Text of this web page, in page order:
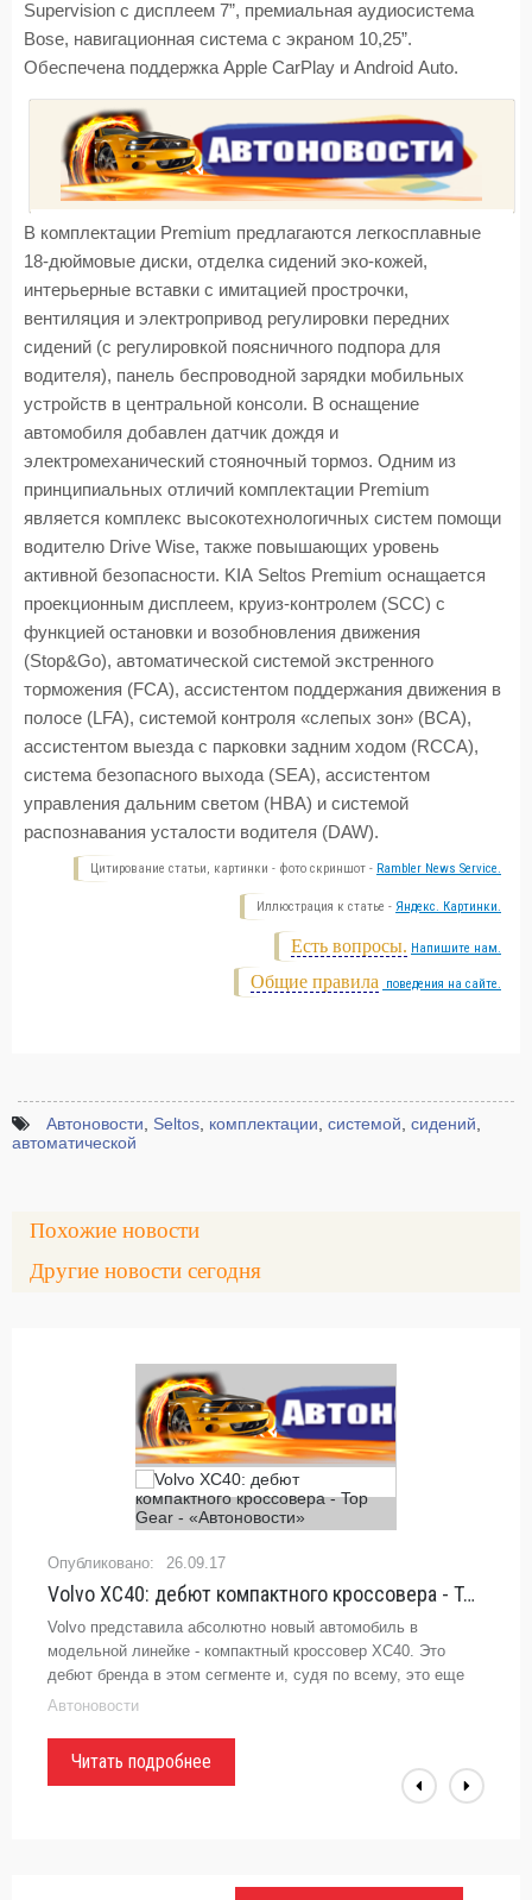
Supervision с дисплеем 7”, премиальная аудиосистема
Bose, навигационная система с экраном 10,25”.
Обеспечена поддержка Apple CarPlay и Android Auto.
В комплектации Premium предлагаются легкосплавные
18-дюймовые диски, отделка сидений эко-кожей,
интерьерные вставки с имитацией прострочки,
вентиляция и электропривод регулировки передних
сидений (с регулировкой поясничного подпора для
водителя), панель беспроводной зарядки мобильных
устройств в центральной консоли. В оснащение
автомобиля добавлен датчик дождя и
электромеханический стояночный тормоз. Одним из
принципиальных отличий комплектации Premium
является комплекс высокотехнологичных систем помощи
водителю Drive Wise, также повышающих уровень
активной безопасности. KIA Seltos Premium оснащается
проекционным дисплеем, круиз-контролем (SCC) с
функцией остановки и возобновления движения
(Stop&Go), автоматической системой экстренного
торможения (FCA), ассистентом поддержания движения в
полосе (LFA), системой контроля «слепых зон» (ВСА),
ассистентом выезда с парковки задним ходом (RCCA),
система безопасного выхода (SEA), ассистентом
управления дальним светом (НВА) и системой
распознавания усталости водителя (DAW).
Цитирование статьи, картинки - фото скриншот - Rambler News Service.
Иллюстрация к статье - Яндекс. Картинки.
Есть вопросы. Напишите нам.
Общие правила поведения на сайте.
Автоновости Seltos комплектации системой сидений
автоматической
Похожие новости
Другие новости сегодня
26.09.17
Volvo XC40: дебют компактного кроссовера - Top Gear - «Автоновости»
Volvo представила абсолютно новый автомобиль в
модельной линейке - компактный кроссовер XC40. Это
дебют бренда в этом сегменте и, судя по всему, это еще
далеко не финал.#Volvo#кроссоверЕсли вы продолжаете
Автоновости
Читать подробнее